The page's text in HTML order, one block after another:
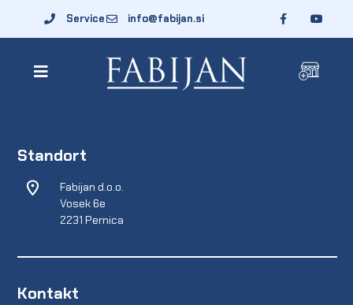
Service info@fabijan.si
Standort
Fabijan d.o.o.
Vosek 6e
2231 Pernica
Kontakt